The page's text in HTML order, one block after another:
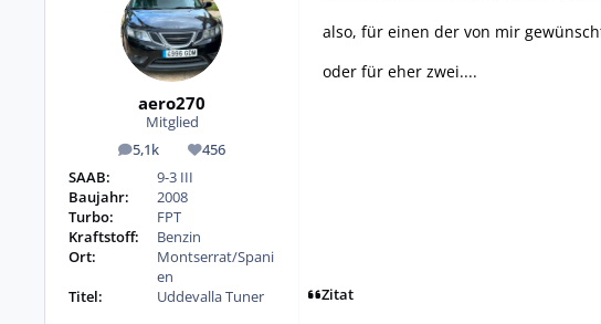
aero270
Mitglied
5,1k
Beiträge 456
Reputation
SAAB:
9-3 III
Baujahr:
2008
Turbo:
FPT
Kraftstoff:
Benzin
Ort:
Montserrat/Spani
en
Titel:
Uddevalla Tuner
also, für einen der von mir
oder für eher zwei....
Zitat